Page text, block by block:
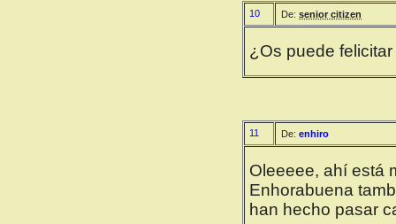
10 De: senior citizen
¿Os puede
11 De: enhiro
Oleeeee, ahí está
Enhorabuena
han hecho pasar